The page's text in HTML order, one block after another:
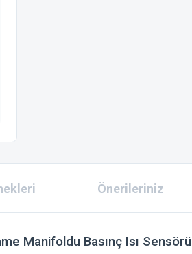
Önerileriniz
Manifoldu Basınç Isı Sensörü